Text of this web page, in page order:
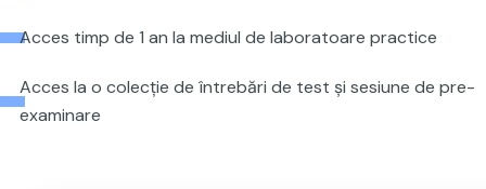
Acces timp de 1 an la mediul de laboratoare practice
Acces la o colecție de întrebări de test și sesiune de pre-
examinare